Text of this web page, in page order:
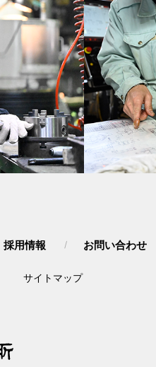
採用情報 お問い合わせ
サイトマップ